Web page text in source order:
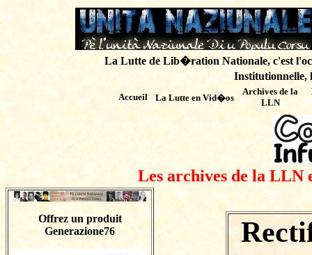
La Lutte de Lib�ration Nationale, c'est
Institutionnelle,
Accueil La Lutte en Vid�os
Archives de la
LLN
Les archives de la LLN
Offrez un produit
Generazione76